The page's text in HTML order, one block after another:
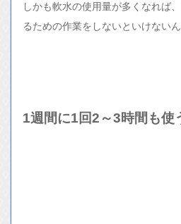
しかも軟水の使用量が多くなれば
るための作業をしないといけないん
1週間に1回2～3時間も使